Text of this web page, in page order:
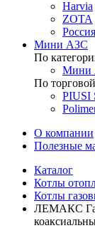
Harvia
ZOTA
Россия
Мини АЗС
По
Мини
По
PIUSI
О компании
Полезные
Каталог
Котлы
Котлы
ЛЕМАКС